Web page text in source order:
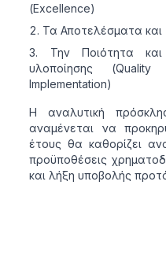
(Excellence)
Τα Αποτελέσματα και
Την Ποιότητα και
υλοποίησης
Ιmplementation)
Η αναλυτική
αναμένεται να
έτους θα καθορίζει
προϋποθέσεις
και λήξη υποβολής